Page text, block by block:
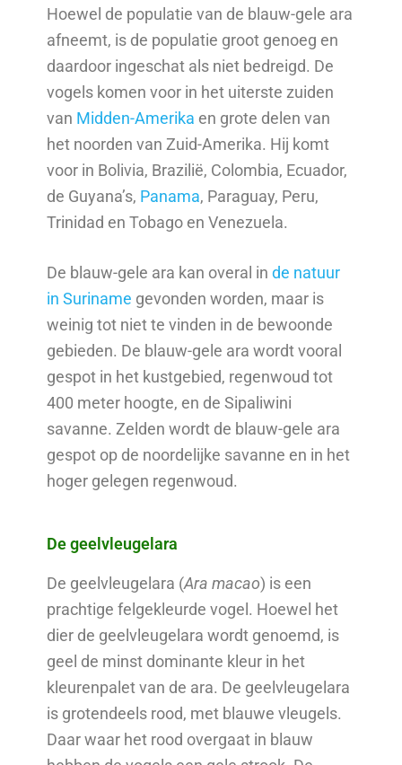
Hoewel de populatie van de blauw-gele ara
afneemt, is de populatie groot genoeg en
daardoor ingeschat als niet bedreigd. De
vogels komen voor in het uiterste zuiden
van Midden-Amerika en grote delen van
het noorden van Zuid-Amerika. Hij komt
voor in Bolivia, Brazilië, Colombia, Ecuador,
de Guyana’s, Panama, Paraguay, Peru,
Trinidad en Tobago en Venezuela.
De blauw-gele ara kan overal inde natuur
in Suriname gevonden worden, maar is
weinig tot niet te vinden in de bewoonde
gebieden. De blauw-gele ara wordt vooral
gespot in het kustgebied, regenwoud tot
400 meter hoogte, en de Sipaliwini
savanne. Zelden wordt de blauw-gele ara
gespot op de noordelijke savanne en in het
hoger gelegen regenwoud.
De geelvleugelara
De geelvleugelara (Ara macao) is een
prachtige felgekleurde vogel. Hoewel het
dier de geelvleugelara wordt genoemd, is
geel de minst dominante kleur in het
kleurenpalet van de ara. De geelvleugelara
is grotendeels rood, met blauwe vleugels.
Daar waar het rood overgaat in blauw